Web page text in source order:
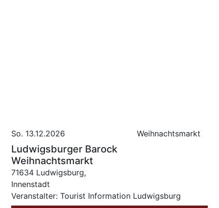
So. 13.12.2026 Weihnachtsmarkt
Ludwigsburger Barock
Weihnachtsmarkt
71634 Ludwigsburg,
Innenstadt
Veranstalter: Tourist Information Ludwigsburg